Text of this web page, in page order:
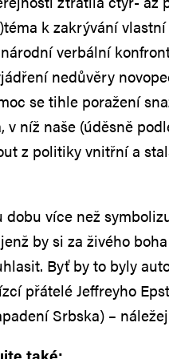
k zakrývání
verbální
nedůvěry
se tihle poražení
v níž naše (úděsně
z politiky vnitřní a
dobu více než
by si za živého
Byť by to byly
přátelé Jeffreyho
Srbska) –